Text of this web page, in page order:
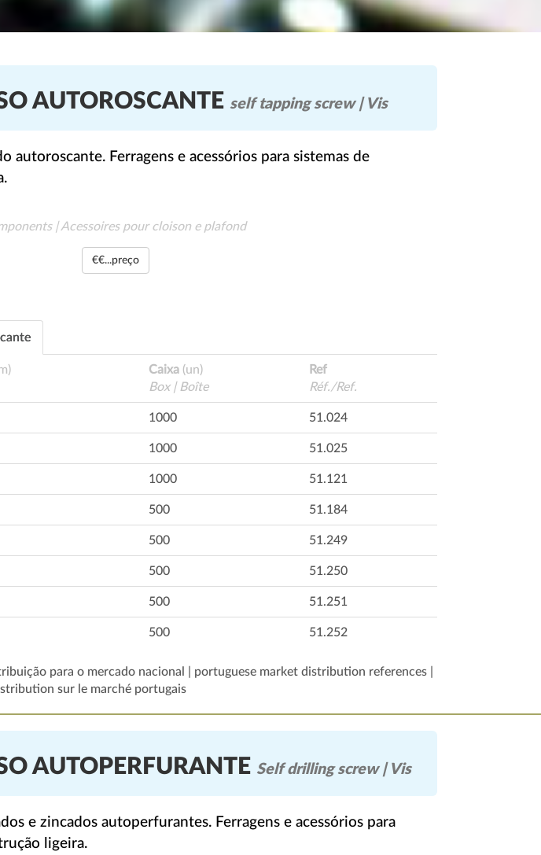
AUTOROSCANTE self tapping screw | Vis
autoroscante. Ferragens e acessórios para sistemas de
| Acessoires pour cloison e plafond
€€...preço
Caixa (un)
Box | Boîte
Ref
Réf./Ref.
1000 51.024
1000 51.025
1000 51.121
500 51.184
500 51.249
500 51.250
500 51.251
500 51.252
para o mercado nacional | portuguese market distribution references |
sur le marché portugais
AUTOPERFURANTE Self drilling screw | Vis
e zincados autoperfurantes. Ferragens e acessórios para
ligeira.